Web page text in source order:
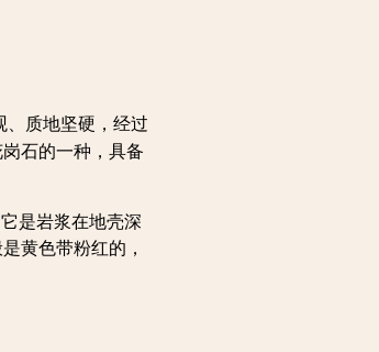
、质地坚硬，经过
石的一种，具备
是岩浆在地壳深
黄色带粉红的，